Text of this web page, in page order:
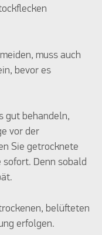
muss auch
bevor es
gut behandeln,
vor der
Sie getrocknete
sofort. Denn sobald
belüfteten
erfolgen.